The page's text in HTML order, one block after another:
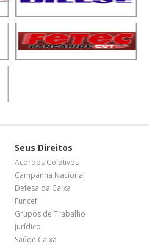
Seus Direitos
Acordos Coletivos
Campanha Nacional
Defesa da Caixa
Funcef
Grupos de Trabalho
Jurídico
Saúde Caixa